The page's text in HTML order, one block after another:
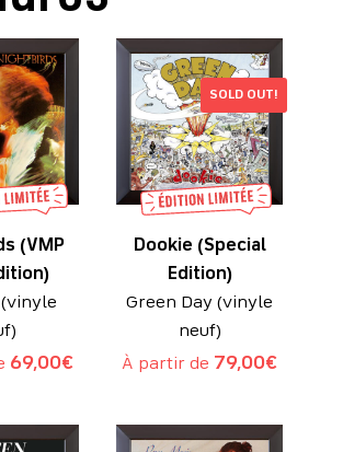
(VMP
69,00€
SOLD OUT!
Dookie (Special
Edition)
Green Day (vinyle
neuf)
À partir de 79,00€